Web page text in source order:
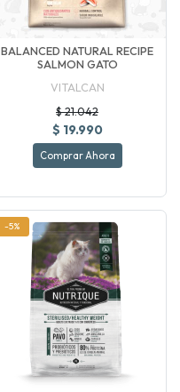
BALANCED NATURAL RECIPE
SALMON GATO
VITALCAN
$ 21.042
$ 19.990
Comprar Ahora
-5%